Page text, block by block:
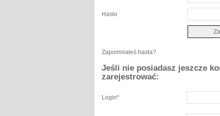
Hasło
Zapomniałeś hasła?
Jeśli nie posiadasz jeszcze
zarejestrować:
Login*